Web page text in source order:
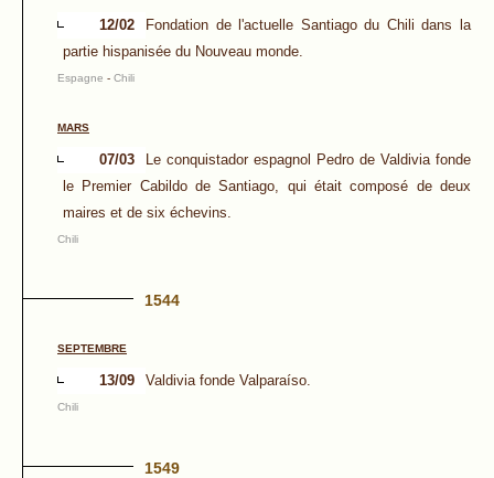
12/02
Fondation de l'actuelle Santiago du Chili dans la
partie hispanisée du Nouveau monde.
Espagne - Chili
MARS
07/03
Le conquistador espagnol Pedro de Valdivia fonde
le Premier Cabildo de Santiago, qui était composé de deux
maires et de six échevins.
Chili
1544
SEPTEMBRE
13/09 Valdivia fonde Valparaíso.
Chili
1549